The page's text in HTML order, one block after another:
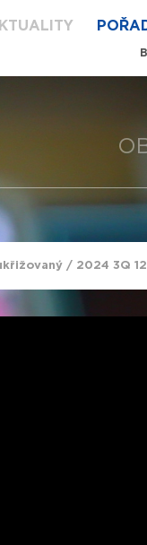
/ 2024 3Q 12